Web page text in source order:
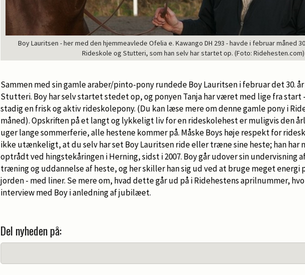
Boy Lauritsen - her med den hjemmeavlede Ofelia e. Kawango DH 293 - havde i februar måned
Rideskole og Stutteri, som han selv har startet op. (Foto: Ridehesten.com)
Sammen med sin gamle araber/pinto-pony rundede Boy Lauritsen i februar det 30.
Stutteri. Boy har selv startet stedet op, og ponyen Tanja har været med lige fra start
stadig en frisk og aktiv rideskolepony. (Du kan læse mere om denne gamle pony i
måned). Opskriften på et langt og lykkeligt liv for en rideskolehest er muligvis den
uger lange sommerferie, alle hestene kommer på. Måske Boys høje respekt for
ikke utænkeligt, at du selv har set Boy Lauritsen ride eller træne sine heste; han har
optrådt ved hingstekåringen i Herning, sidst i 2007. Boy går udover sin undervisning
træning og uddannelse af heste, og her skiller han sig ud ved at bruge meget energi
jorden - med liner. Se mere om, hvad dette går ud på i Ridehestens aprilnummer,
interview med Boy i anledning af jubilæet.
Del nyheden på: